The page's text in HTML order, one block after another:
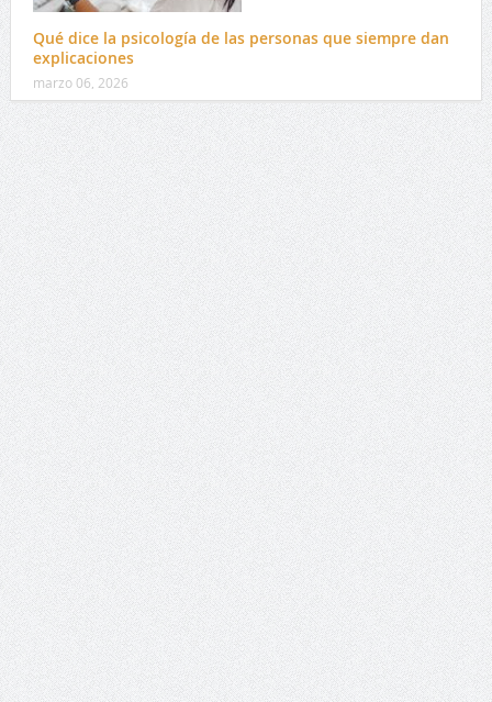
Qué dice la psicología de las personas que siempre dan
explicaciones
marzo 06, 2026